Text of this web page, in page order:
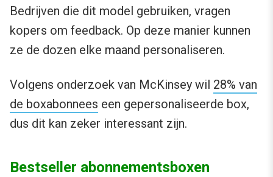
Bedrijven die dit model gebruiken, vragen
kopers om feedback. Op deze manier kunnen
ze de dozen elke maand personaliseren.
Volgens onderzoek van McKinsey wil 28% van
de boxabonnees een gepersonaliseerde box,
dus dit kan zeker interessant zijn.
Bestseller abonnementsboxen